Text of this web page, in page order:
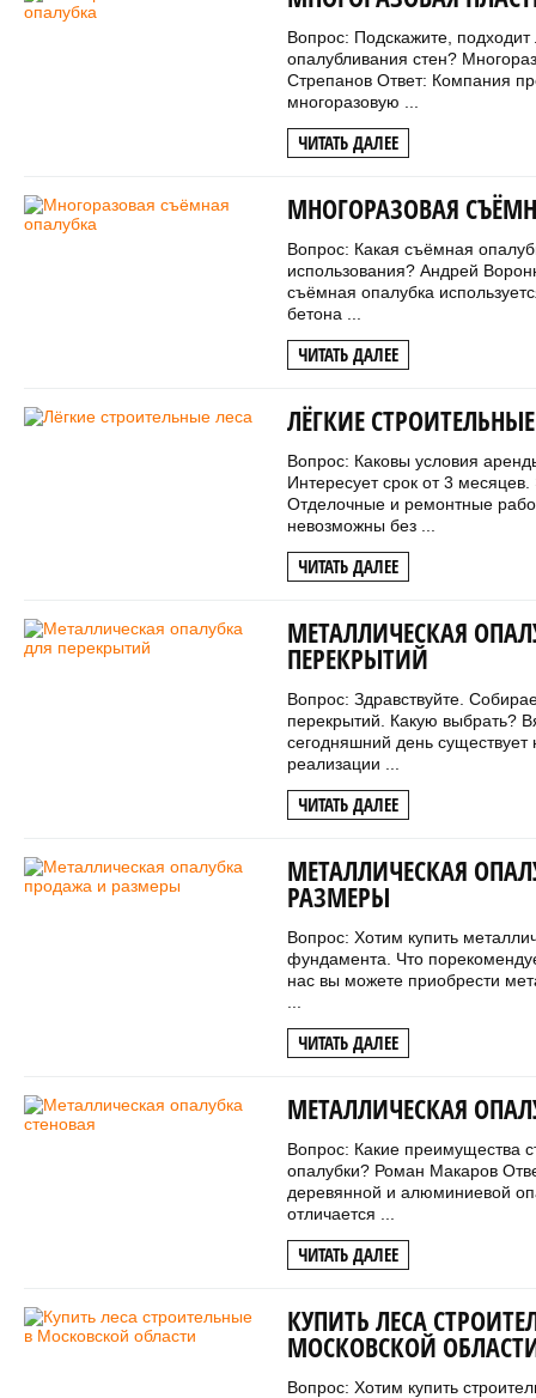
Вопрос: Подскажите,
опалубливания стен?
Стрепанов Ответ: Компания
многоразовую ...
ЧИТАТЬ ДАЛЕЕ
МНОГОРАЗОВАЯ
Вопрос: Какая съёмная
использования? Андрей
съёмная опалубка
бетона ...
ЧИТАТЬ ДАЛЕЕ
ЛЁГКИЕ
Вопрос: Каковы условия
Интересует срок от 3
Отделочные и ремонтные
невозможны без ...
ЧИТАТЬ ДАЛЕЕ
МЕТАЛЛИЧЕСКАЯ
ПЕРЕКРЫТИЙ
Вопрос: Здравствуйте.
перекрытий. Какую выбрать?
сегодняшний день существует
реализации ...
ЧИТАТЬ ДАЛЕЕ
МЕТАЛЛИЧЕСКАЯ
РАЗМЕРЫ
Вопрос: Хотим купить
фундамента. Что
нас вы можете приобрести
ЧИТАТЬ ДАЛЕЕ
МЕТАЛЛИЧЕСКАЯ
Вопрос: Какие преимущества
опалубки? Роман Макаров
деревянной и алюминиевой
отличается ...
ЧИТАТЬ ДАЛЕЕ
КУПИТЬ ЛЕСА
МОСКОВСКОЙ
Вопрос: Хотим купить